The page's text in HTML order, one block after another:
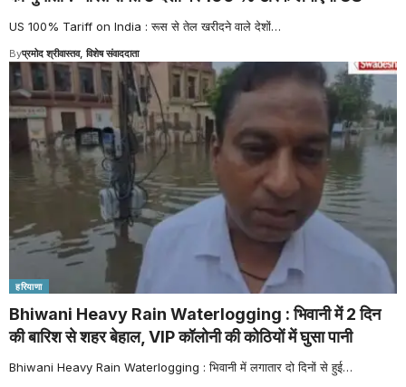
US 100% Tariff on India : रूस से तेल खरीदने वाले देशों…
Byप्रमोद श्रीवास्तव, विशेष संवाददाता
हरियाणा
Bhiwani Heavy Rain Waterlogging : भिवानी में 2 दिन
की बारिश से शहर बेहाल, VIP कॉलोनी की कोठियों में घुसा पानी
Bhiwani Heavy Rain Waterlogging : भिवानी में लगातार दो दिनों से हुई…